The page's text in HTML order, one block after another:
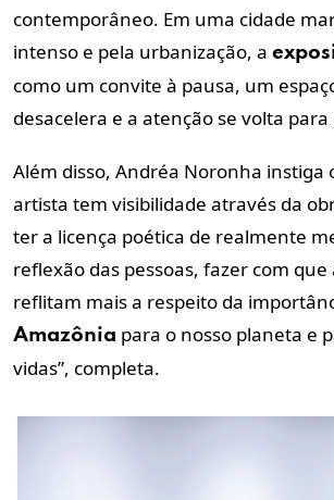
contemporâneo. Em uma cidade
intenso e pela urbanização, a
como um convite à pausa, um
desacelera e a atenção se volta para
Além disso, Andréa Noronha instiga
artista tem visibilidade através da
ter a licença poética de realmente
reflexão das pessoas, fazer com que
reflitam mais a respeito da
Amazônia para o nosso planeta e
vidas”, completa.